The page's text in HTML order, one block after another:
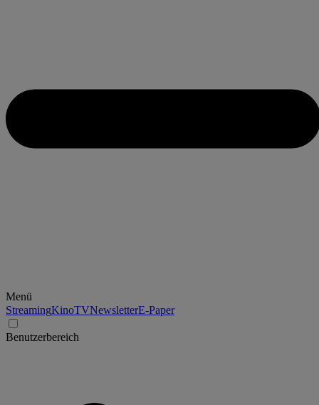
Menü
StreamingKinoTVNewsletterE-Paper
Benutzerbereich